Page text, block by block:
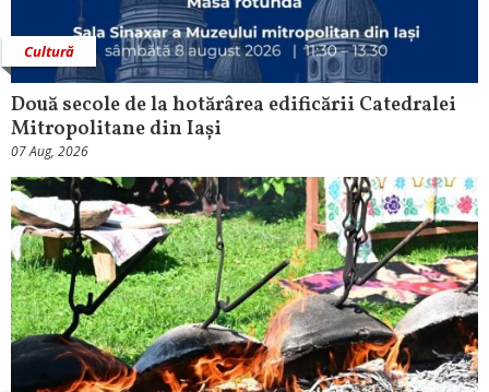
Cultură
Două secole de la hotărârea edificării Catedralei
Mitropolitane din Iași
07 Aug, 2026